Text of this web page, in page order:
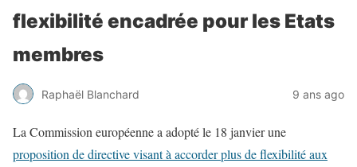
flexibilité encadrée pour les Etats
membres
Raphaël Blanchard 9 ans ago
La Commission européenne a adopté le 18 janvier une
proposition de directive visant à accorder plus de flexibilité aux